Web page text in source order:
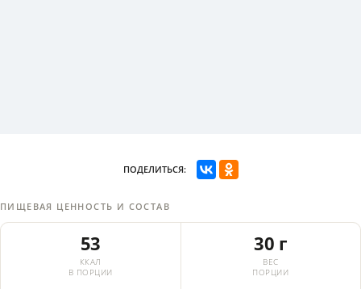
ПОДЕЛИТЬСЯ:
ПИЩЕВАЯ ЦЕННОСТЬ И СОСТАВ
53
ККАЛ
В ПОРЦИИ
30 г
ВЕС
ПОРЦИИ